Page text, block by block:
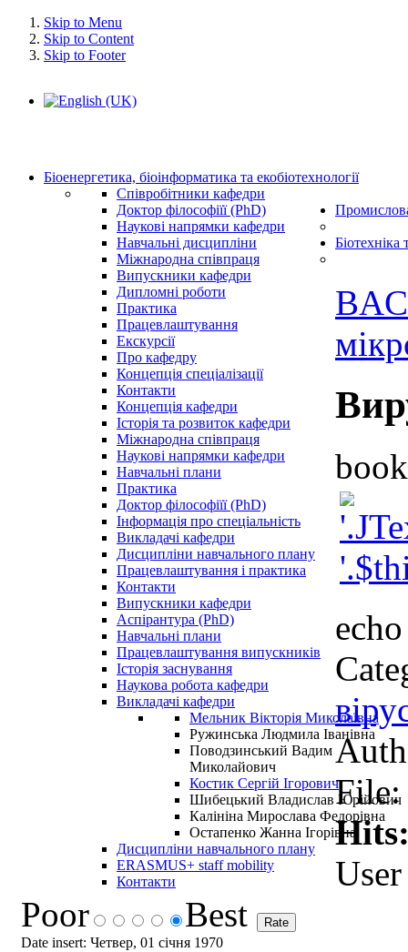
Skip to Menu
Skip to Content
Skip to Footer
Біоенергетика, біоінформатика та екобіотехнології
Співробітники кафедри
Доктор філософіїї (PhD)
Наукові напрямки кафедри
Навчальні дисципліни
Міжнародна співпраця
Випускники кафедри
Дипломні роботи
Практика
Працевлаштування
Екскурсії
Про кафедру
Концепція спеціалізації
Контакти
Концепція кафедри
Історія та розвиток кафедри
Міжнародна співпраця
Наукові напрямки кафедри
Навчальні плани
Практика
Доктор філософіїї (PhD)
Інформація про спеціальність
Викладачі кафедри
Дисципліни навчального плану
Працевлаштування і практика
Контакти
Біотехніка
Випускники кафедри
Аспірантура (PhD)
Навчальні плани
Працевлаштування випускників
Історія заснування
Наукова робота кафедри
Викладачі кафедри
Мельник Вікторія Миколаївна
Ружинська Людмила Іванівна
Поводзинський Вадим
Миколайович
Костик Сергій Ігорович
Шибецький Владислав Юрійович
Калініна Мирослава Федорівна
Остапенко Жанна Ігорівна
Дисципліни навчального плану
ERASMUS+ staff mobility
Контакти
Poor
Best
Date insert: Четвер, 01 січня 1970